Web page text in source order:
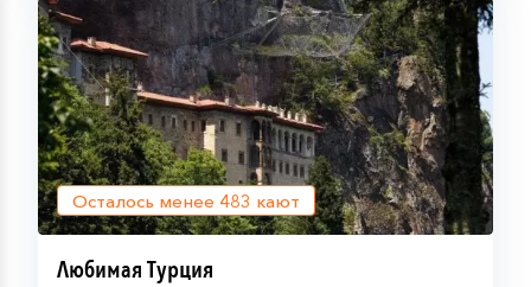
Осталось менее 483 кают
Любимая Турция